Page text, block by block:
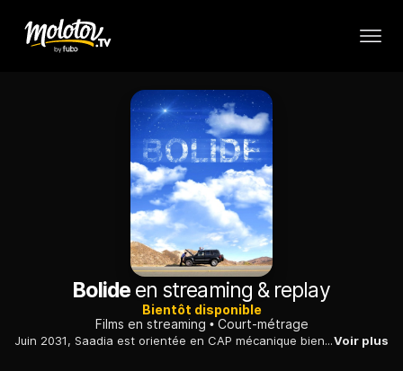
Bolideen streaming & replay
Bientôt disponible
Films en streaming
Court-métrage
Juin 2031, Saadia est orientée en CAP mécanique bien que le secteur automobile soit en crise et qu'il n'y ait plus que de rares voitures électriques en circulation. Pour lui redonner le sourire ses potes lancent une blague : et si la voiture du futur était un cheval ! L'idée fait son chemin et Saadia troque son scooter contre un massif cheval de trait qu'elle ramène au cœur de sa cité HLM et qu'elle baptise Bolide…Voir plus